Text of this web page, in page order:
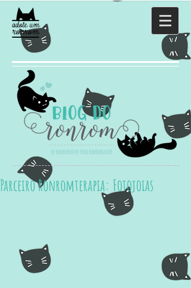
Parceiro Ronromterapia: Fotojoias